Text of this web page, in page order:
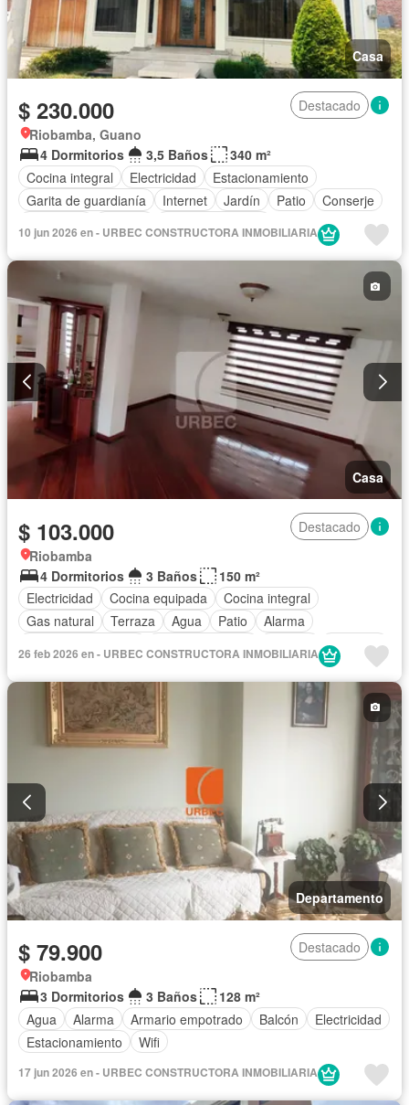
Casa
$ 230.000
Destacado
Riobamba, Guano
4 Dormitorios
3,5 Baños
340 m²
Cocina integral
Electricidad
Estacionamiento
Garita de guardianía
Internet Jardín Patio
Conserje
10 jun 2026 en - URBEC CONSTRUCTORA INMOBILIARIA
Casa
$ 103.000
Destacado
Riobamba
4 Dormitorios
3 Baños
150 m²
Electricidad
Cocina equipada
Cocina integral
Gas natural
Terraza Agua Patio
Alarma
Conserje
26 feb 2026 en - URBEC CONSTRUCTORA INMOBILIARIA
Departamento
$ 79.900
Destacado
Riobamba
3 Dormitorios
3 Baños
128 m²
Agua
Alarma Armario empotrado Balcón
Electricidad
Estacionamiento
Wifi
17 jun 2026 en - URBEC CONSTRUCTORA INMOBILIARIA